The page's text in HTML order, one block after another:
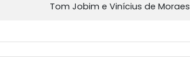
Tom Jobim e Vinícius de Moraes